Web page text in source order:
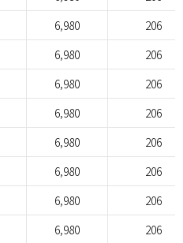
6,980
206
6,980
206
6,980
206
6,980
206
6,980
206
6,980
206
6,980
206
6,980
206